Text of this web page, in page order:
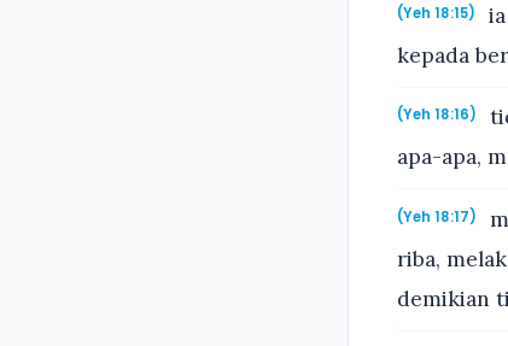
(Yeh 18:15)
kepada
(Yeh 18:16)
apa-apa,
(Yeh 18:17)
riba,
demikian